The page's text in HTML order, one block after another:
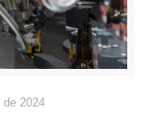
de 2024